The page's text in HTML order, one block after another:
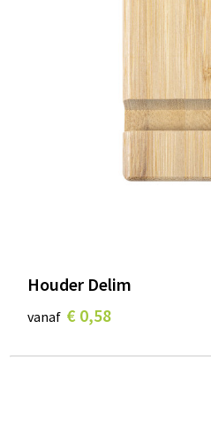
Houder Delim
vanaf € 0,58